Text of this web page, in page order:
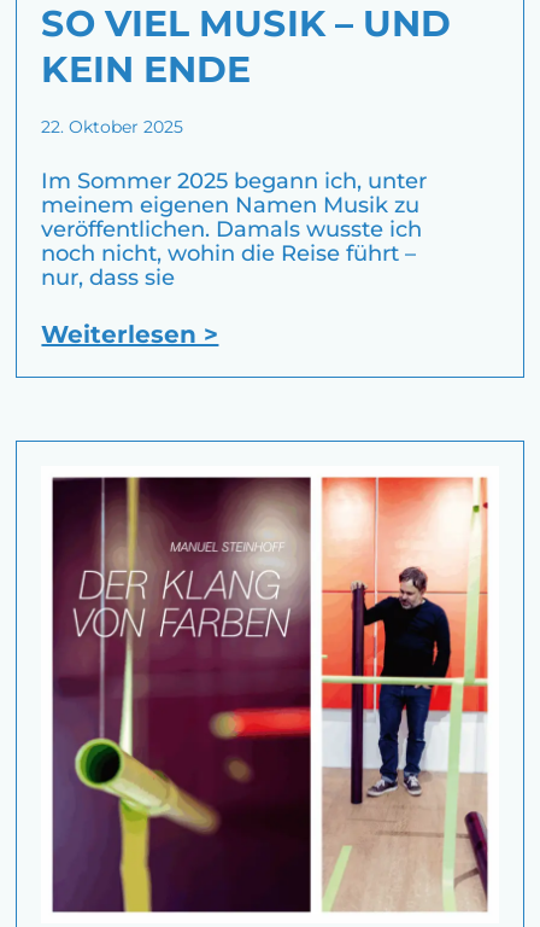
SO VIEL MUSIK – UND
KEIN ENDE
22. Oktober 2025
Im Sommer 2025 begann ich, unter
meinem eigenen Namen Musik zu
veröffentlichen. Damals wusste ich
noch nicht, wohin die Reise führt –
nur, dass sie
Weiterlesen >